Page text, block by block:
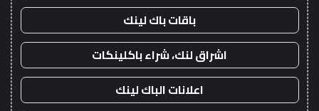
باقات باك لينك
اشراق لنك، شراء باكلينكات
اعلانات الباك لينك